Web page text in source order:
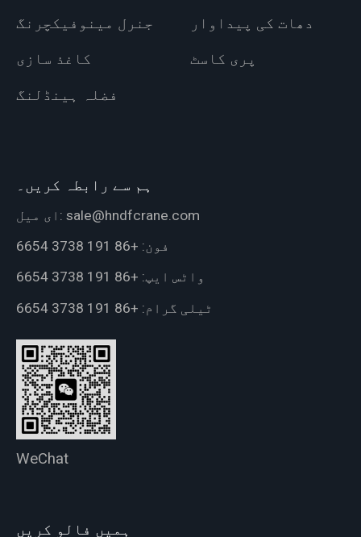
جنرل مینوفیکچرنگ
دھات کی پیداوار
کاغذ سازی
پری کاسٹ
فضلہ ہینڈلنگ
ہم سے رابطہ کریں۔
ای میل: sale@hndfcrane.com
فون: +86 191 3738 6654
واٹس ایپ: +86 191 3738 6654
ٹیلی گرام: +86 191 3738 6654
WeChat
ہمیں فالو کریں